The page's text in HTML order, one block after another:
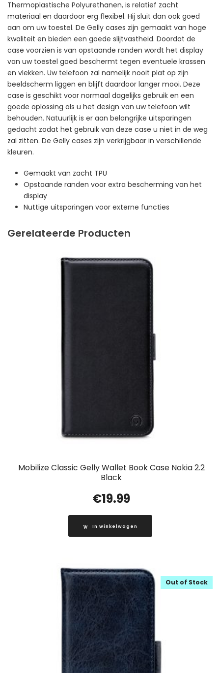
Thermoplastische Polyurethanen, is relatief zacht
materiaal en daardoor erg flexibel. Hij sluit dan ook goed
aan om uw toestel. De Gelly cases zijn gemaakt van hoge
kwaliteit en bieden een goede slijtvastheid. Doordat de
case voorzien is van opstaande randen wordt het display
van uw toestel goed beschermt tegen eventuele krassen
en vlekken. Uw telefoon zal namelijk nooit plat op zijn
beeldscherm liggen en blijft daardoor langer mooi. Deze
case is geschikt voor normaal dagelijks gebruik en een
goede oplossing als u het design van uw telefoon wilt
behouden. Natuurlijk is er aan belangrijke uitsparingen
gedacht zodat het gebruik van deze case u niet in de weg
zal zitten. De Gelly cases zijn verkrijgbaar in verschillende
kleuren.
Gemaakt van zacht TPU
Opstaande randen voor extra bescherming van het
display
Nuttige uitsparingen voor externe functies
Gerelateerde Producten
Mobilize Classic Gelly Wallet Book Case Nokia 2.2
Black
€19.99
In winkelwagen
Out of Stock